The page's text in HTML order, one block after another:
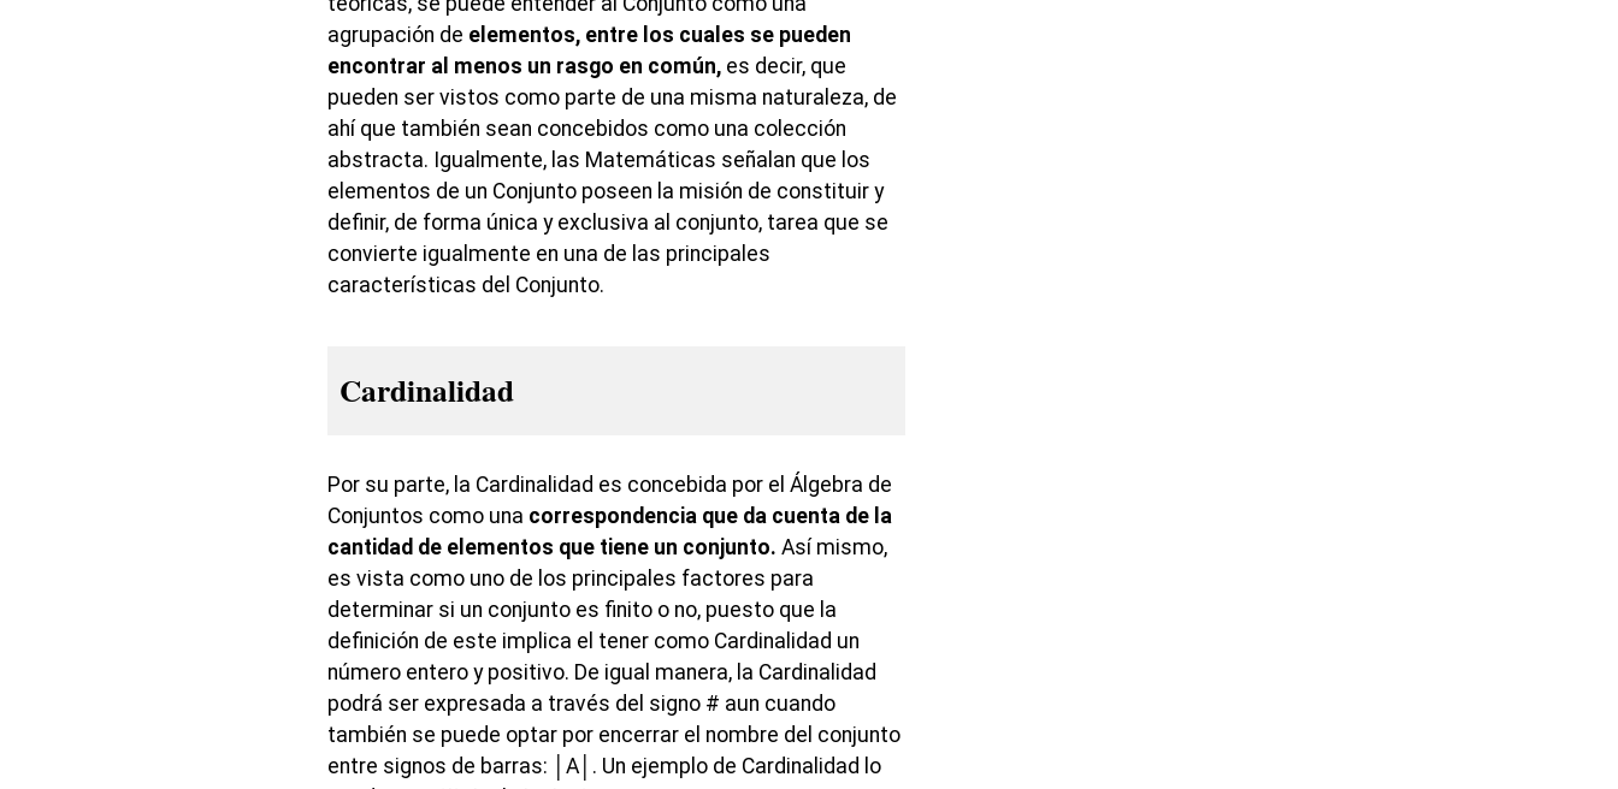
agrupación de elementos, entre los cuales se pueden
encontrar al menos un rasgo en común, es decir, que
pueden ser vistos como parte de una misma naturaleza, de
ahí que también sean concebidos como una colección
abstracta. Igualmente, las Matemáticas señalan que los
elementos de un Conjunto poseen la misión de constituir y
definir, de forma única y exclusiva al conjunto, tarea que se
convierte igualmente en una de las principales
características del Conjunto.
Cardinalidad
Por su parte, la Cardinalidad es concebida por el Álgebra de
Conjuntos como una correspondencia que da cuenta de la
cantidad de elementos que tiene un conjunto. Así mismo,
es vista como uno de los principales factores para
determinar si un conjunto es finito o no, puesto que la
definición de este implica el tener como Cardinalidad un
número entero y positivo. De igual manera, la Cardinalidad
podrá ser expresada a través del signo # aun cuando
también se puede optar por encerrar el nombre del conjunto
entre signos de barras: │A│. Un ejemplo de Cardinalidad lo